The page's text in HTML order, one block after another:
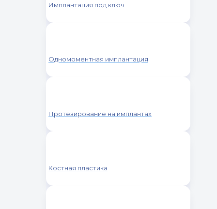
Имплантация под ключ
Одномоментная имплантация
Протезирование на имплантах
Костная пластика